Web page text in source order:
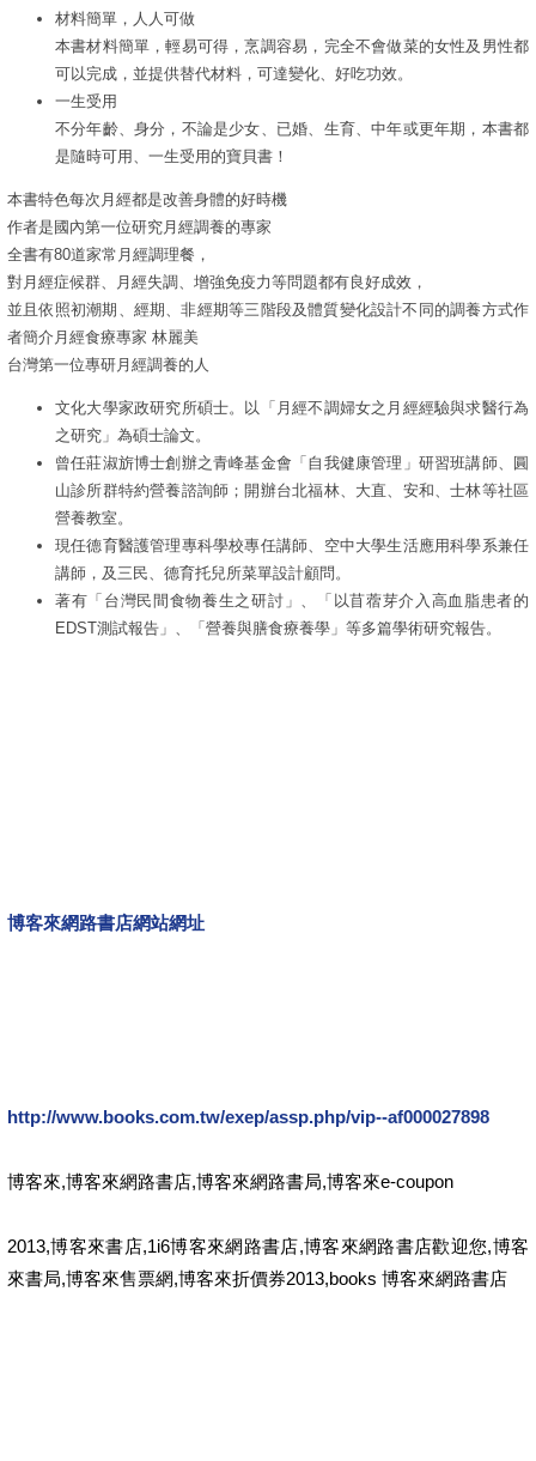
材料簡單，人人可做
本書材料簡單，輕易可得，烹調容易，完全不會做菜的女性及男性都
可以完成，並提供替代材料，可達變化、好吃功效。
一生受用
不分年齡、身分，不論是少女、已婚、生育、中年或更年期，本書都
是隨時可用、一生受用的寶貝書！
本書特色每次月經都是改善身體的好時機
作者是國內第一位研究月經調養的專家
全書有80道家常月經調理餐，
對月經症候群、月經失調、增強免疫力等問題都有良好成效，
並且依照初潮期、經期、非經期等三階段及體質變化設計不同的調養方式作
者簡介月經食療專家 林麗美
台灣第一位專研月經調養的人
文化大學家政研究所碩士。以「月經不調婦女之月經經驗與求醫行為
之研究」為碩士論文。
曾任莊淑旂博士創辦之青峰基金會「自我健康管理」研習班講師、圓
山診所群特約營養諮詢師；開辦台北福林、大直、安和、士林等社區
營養教室。
現任德育醫護管理專科學校專任講師、空中大學生活應用科學系兼任
講師，及三民、德育托兒所菜單設計顧問。
著有「台灣民間食物養生之研討」、「以苜蓿芽介入高血脂患者的
EDST測試報告」、「營養與膳食療養學」等多篇學術研究報告。
博客來網路書店網站網址
http://www.books.com.tw/exep/assp.php/vip--af000027898
博客來,博客來網路書店,博客來網路書局,博客來e-coupon
2013,博客來書店,1i6博客來網路書店,博客來網路書店歡迎您,博客
來書局,博客來售票網,博客來折價券2013,books 博客來網路書店